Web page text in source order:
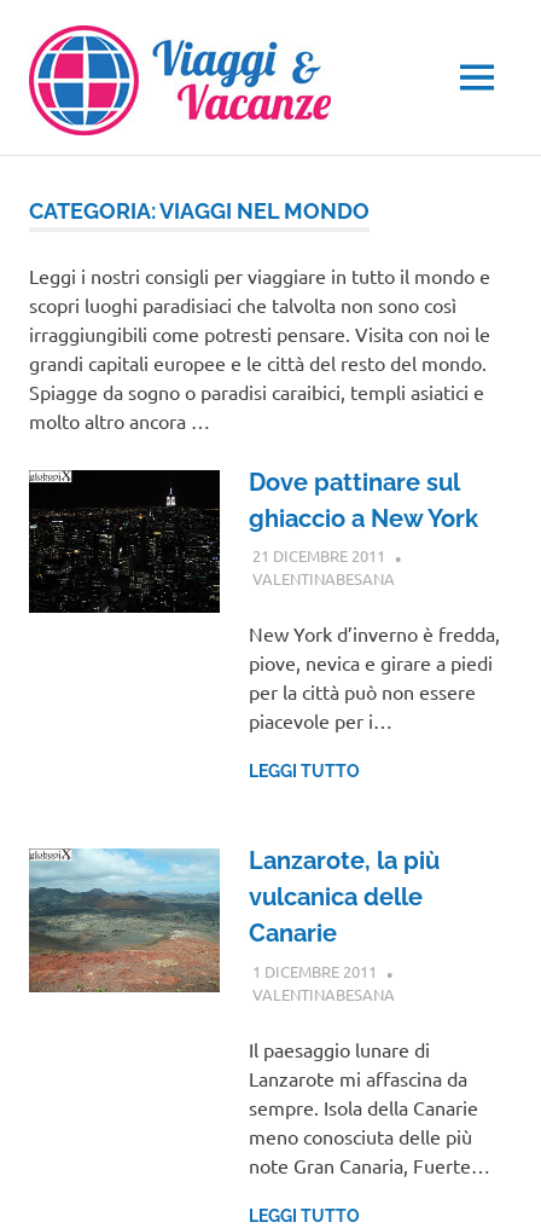
contenuto
MENU
CATEGORIA:VIAGGI NEL MONDO
Leggi i nostri consigli per viaggiare in tutto il mondo e
scopri luoghi paradisiaci che talvolta non sono così
irraggiungibili come potresti pensare. Visita con noi le
grandi capitali europee e le città del resto del mondo.
Spiagge da sogno o paradisi caraibici, templi asiatici e
molto altro ancora …
Dove pattinare sul
ghiaccio a New York
21 DICEMBRE 2011
VALENTINABESANANORD AMERICA
MONDO
New York d’inverno è fredda,
piove, nevica e girare a piedi
per la città può non essere
piacevole per i…
LEGGI TUTTO
Lanzarote, la più
vulcanica delle
Canarie
1 DICEMBRE 2011
VALENTINABESANA
Il paesaggio lunare di
Lanzarote mi affascina da
sempre. Isola della Canarie
meno conosciuta delle più
note Gran Canaria, Fuerte…
LEGGI TUTTO